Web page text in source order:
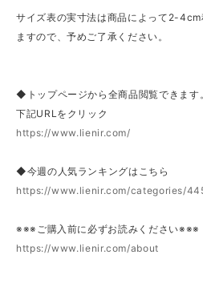
サイズ表の実寸法は商品によって2-
ますので、予めご了承ください。
◆トップページから全商品閲覧できます。
下記URLをクリック
https://www.lienir.com/
◆今週の人気ランキングはこちら
https://www.lienir.com/categories/
※※※ご購入前に必ずお読みください※※※
https://www.lienir.com/about